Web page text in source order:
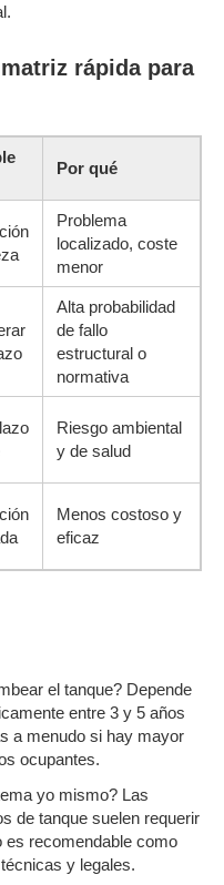
rápida para
Por qué
Problema
localizado, coste
menor
Alta probabilidad
de fallo
estructural o
normativa
Riesgo ambiental
y de salud
Menos costoso y
eficaz
el tanque? Depende
entre 3 y 5 años
a menudo si hay mayor
ocupantes.
yo mismo? Las
de tanque suelen requerir
es recomendable como
y legales.